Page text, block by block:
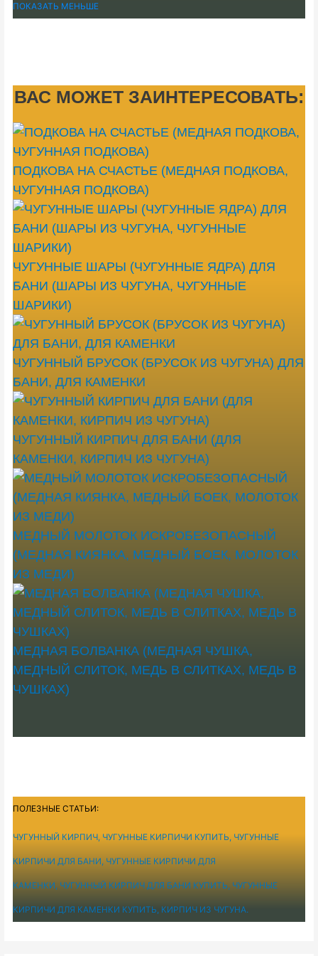
ПОКАЗАТЬ МЕНЬШЕ
ВАС МОЖЕТ ЗАИНТЕРЕСОВАТЬ:
ПОДКОВА НА СЧАСТЬЕ (МЕДНАЯ ПОДКОВА,
ЧУГУННАЯ ПОДКОВА)
ЧУГУННЫЕ ШАРЫ (ЧУГУННЫЕ ЯДРА) ДЛЯ
БАНИ (ШАРЫ ИЗ ЧУГУНА, ЧУГУННЫЕ
ШАРИКИ)
ЧУГУННЫЙ БРУСОК (БРУСОК ИЗ ЧУГУНА) ДЛЯ
БАНИ, ДЛЯ КАМЕНКИ
ЧУГУННЫЙ КИРПИЧ ДЛЯ БАНИ (ДЛЯ
КАМЕНКИ, КИРПИЧ ИЗ ЧУГУНА)
МЕДНЫЙ МОЛОТОК ИСКРОБЕЗОПАСНЫЙ
(МЕДНАЯ КИЯНКА, МЕДНЫЙ БОЕК, МОЛОТОК
ИЗ МЕДИ)
МЕДНАЯ БОЛВАНКА (МЕДНАЯ ЧУШКА,
МЕДНЫЙ СЛИТОК, МЕДЬ В СЛИТКАХ, МЕДЬ В
ЧУШКАХ)
ПОЛЕЗНЫЕ СТАТЬИ:
ЧУГУННЫЙ КИРПИЧ, ЧУГУННЫЕ КИРПИЧИ КУПИТЬ, ЧУГУННЫЕ
КИРПИЧИ ДЛЯ БАНИ, ЧУГУННЫЕ КИРПИЧИ ДЛЯ
КАМЕНКИ, ЧУГУННЫЙ КИРПИЧ ДЛЯ БАНИ КУПИТЬ, ЧУГУННЫЕ
КИРПИЧИ ДЛЯ КАМЕНКИ КУПИТЬ, КИРПИЧ ИЗ ЧУГУНА.